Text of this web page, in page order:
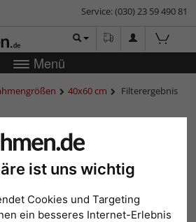
ist uns wichtig
Cookies und Targeting
ein besseres Internet-Erlebnis
Service: (030) 23 59 490 81
Menü
40x60 cm Filterergebnis
Alle Filter zurücksetzen